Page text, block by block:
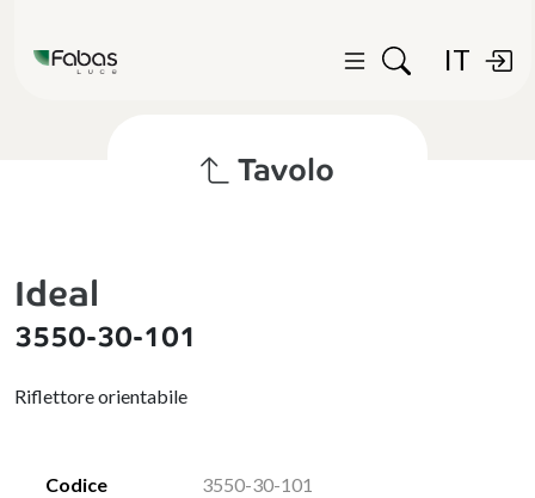
IT
Tavolo
Ideal
3550-30-101
Riflettore orientabile
Codice
3550-30-101